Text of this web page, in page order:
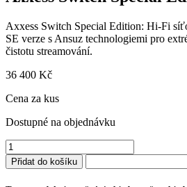
Axxess Switch Special Edition: Hi-Fi
SE verze s Ansuz technologiemi pro
čistotu streamování.
36 400 Kč
Cena za kus
Dostupné na objednávku
Axxess
Switch
Special
Přidat do košíku